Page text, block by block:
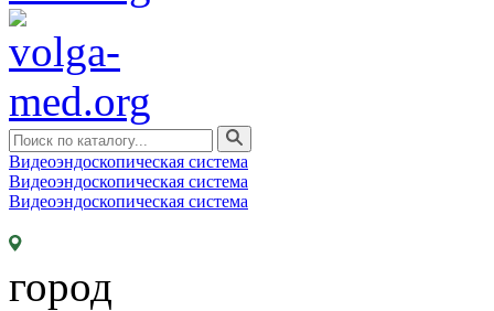
Видеоэндоскопическая система
Видеоэндоскопическая система
Видеоэндоскопическая система
город